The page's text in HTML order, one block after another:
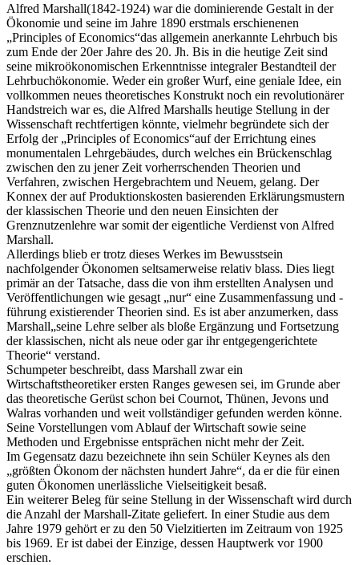
Alfred Marshall(1842-1924) war die dominierende Gestalt in der
Ökonomie und seine im Jahre 1890 erstmals erschienenen
„Principles of Economics“das allgemein anerkannte Lehrbuch bis
zum Ende der 20er Jahre des 20. Jh. Bis in die heutige Zeit sind
seine mikroökonomischen Erkenntnisse integraler Bestandteil der
Lehrbuchökonomie. Weder ein großer Wurf, eine geniale Idee, ein
vollkommen neues theoretisches Konstrukt noch ein revolutionärer
Handstreich war es, die Alfred Marshalls heutige Stellung in der
Wissenschaft rechtfertigen könnte, vielmehr begründete sich der
Erfolg der „Principles of Economics“auf der Errichtung eines
monumentalen Lehrgebäudes, durch welches ein Brückenschlag
zwischen den zu jener Zeit vorherrschenden Theorien und
Verfahren, zwischen Hergebrachtem und Neuem, gelang. Der
Konnex der auf Produktionskosten basierenden Erklärungsmustern
der klassischen Theorie und den neuen Einsichten der
Grenznutzenlehre war somit der eigentliche Verdienst von Alfred
Marshall.
Allerdings blieb er trotz dieses Werkes im Bewusstsein
nachfolgender Ökonomen seltsamerweise relativ blass. Dies liegt
primär an der Tatsache, dass die von ihm erstellten Analysen und
Veröffentlichungen wie gesagt „nur“ eine Zusammenfassung und -
führung existierender Theorien sind. Es ist aber anzumerken, dass
Marshall„seine Lehre selber als bloße Ergänzung und Fortsetzung
der klassischen, nicht als neue oder gar ihr entgegengerichtete
Theorie“ verstand.
Schumpeter beschreibt, dass Marshall zwar ein
Wirtschaftstheoretiker ersten Ranges gewesen sei, im Grunde aber
das theoretische Gerüst schon bei Cournot, Thünen, Jevons und
Walras vorhanden und weit vollständiger gefunden werden könne.
Seine Vorstellungen vom Ablauf der Wirtschaft sowie seine
Methoden und Ergebnisse entsprächen nicht mehr der Zeit.
Im Gegensatz dazu bezeichnete ihn sein Schüler Keynes als den
„größten Ökonom der nächsten hundert Jahre“, da er die für einen
guten Ökonomen unerlässliche Vielseitigkeit besaß.
Ein weiterer Beleg für seine Stellung in der Wissenschaft wird durch
die Anzahl der Marshall-Zitate geliefert. In einer Studie aus dem
Jahre 1979 gehört er zu den 50 Vielzitierten im Zeitraum von 1925
bis 1969. Er ist dabei der Einzige, dessen Hauptwerk vor 1900
erschien.